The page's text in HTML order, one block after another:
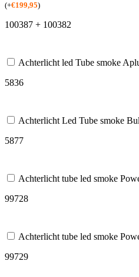
(+€199,95)
100387 + 100382
Achterlicht led Tube smoke
5836
Achterlicht Led Tube smoke
5877
Achterlicht tube led smoke
99728
Achterlicht tube led smoke
99729